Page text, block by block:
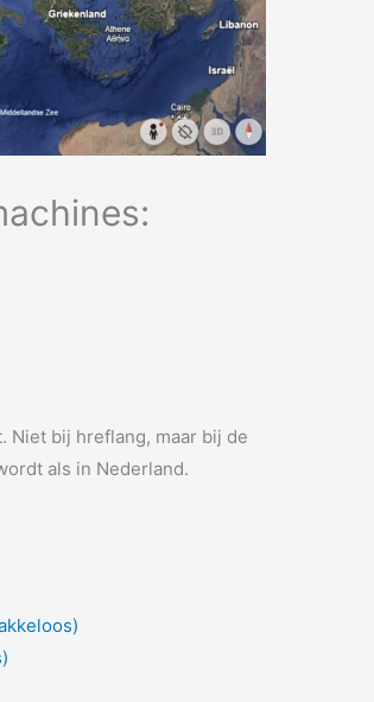
Niet bij hreflang, maar bij de
als in Nederland.